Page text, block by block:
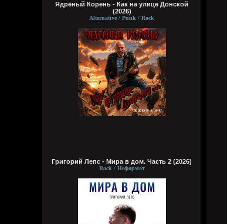
Ядрёный Корень - Как на улице Донской
(2026)
Alternative / Punk / Rock
Григорий Лепс - Мира в дом. Часть 2 (2026)
Rock / Неформат